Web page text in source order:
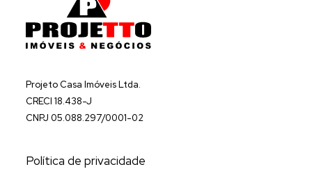
Projeto Casa Imóveis Ltda.
CRECI 18.438-J
CNPJ 05.088.297/0001-02
Política de privacidade